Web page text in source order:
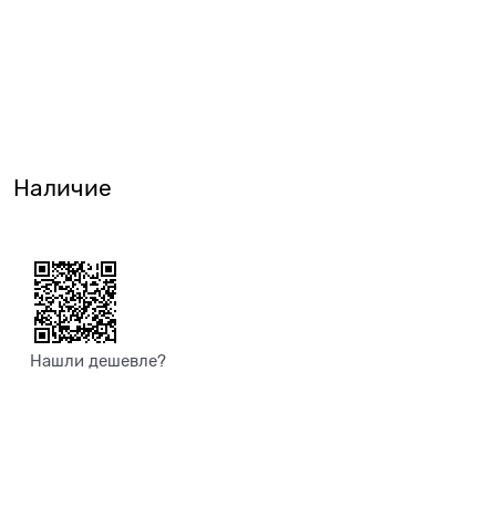
Наличие
Нашли дешевле?